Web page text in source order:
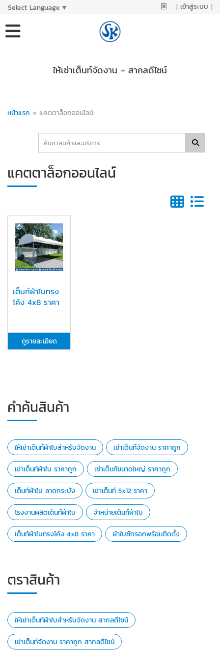
Select Language ▼ | เข้าสู่ระบบ |
ให้เช่าเต็นท์จัดงาน - สากลดีไซน์
หน้าแรก » แคตตาล็อกออนไลน์
แคตตาล็อกออนไลน์
เต็นท์ผ้าใบทรง
โค้ง 4x8 ราคา
ดูรายละเอียด
คำค้นสินค้า
ให้เช่าเต็นท์ผ้าใบสำหรับจัดงาน เช่าเต็นท์จัดงาน ราคาถูก
เช่าเต็นท์ผ้าใบ ราคาถูก เช่าเต็นท์ขนาดใหญ่ ราคาถูก
เต็นท์ผ้าใบ ลาดกระบัง เช่าเต็นท์ 5x12 ราคา
โรงงานผลิตเต็นท์ผ้าใบ จำหน่ายเต็นท์ผ้าใบ
เต็นท์ผ้าใบทรงโค้ง 4x8 ราคา ผ้าใบชักรอกพร้อมติดตั้ง
ตราสินค้า
ให้เช่าเต็นท์ผ้าใบสำหรับจัดงาน สากลดีไซน์
เช่าเต็นท์จัดงาน ราคาถูก สากลดีไซน์